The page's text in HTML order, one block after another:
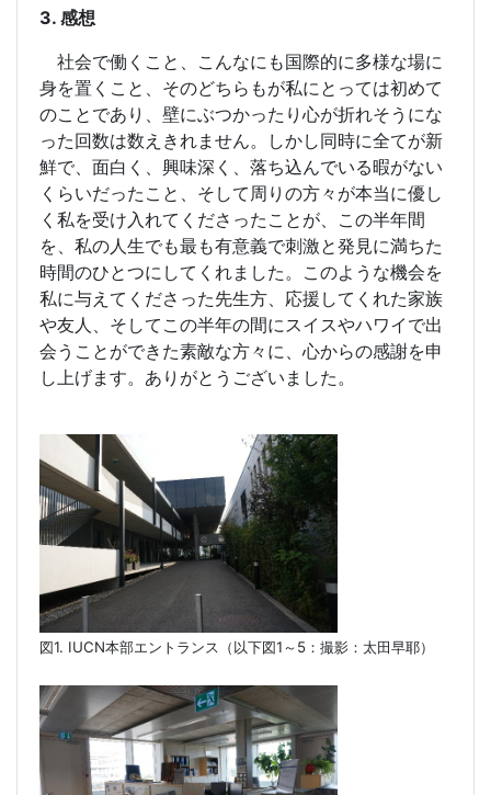
3. 感想
社会で働くこと、こんなにも国際的に多様な場に
身を置くこと、そのどちらもが私にとっては初めて
のことであり、壁にぶつかったり心が折れそうにな
った回数は数えきれません。しかし同時に全てが新
鮮で、面白く、興味深く、落ち込んでいる暇がない
くらいだったこと、そして周りの方々が本当に優し
く私を受け入れてくださったことが、この半年間
を、私の人生でも最も有意義で刺激と発見に満ちた
時間のひとつにしてくれました。このような機会を
私に与えてくださった先生方、応援してくれた家族
や友人、そしてこの半年の間にスイスやハワイで出
会うことができた素敵な方々に、心からの感謝を申
し上げます。ありがとうございました。
図1. IUCN本部エントランス（以下図1～ 5 ：撮影：太田早耶）